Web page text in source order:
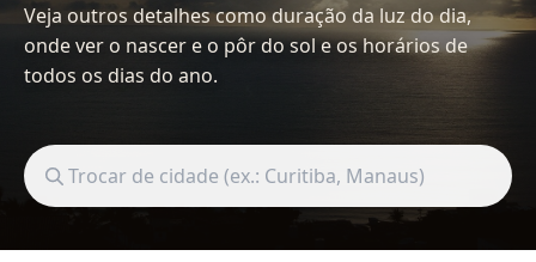
Veja outros detalhes como duração da luz do dia,
onde ver o nascer e o pôr do sol e os horários de
todos os dias do ano.
Buscar cidade